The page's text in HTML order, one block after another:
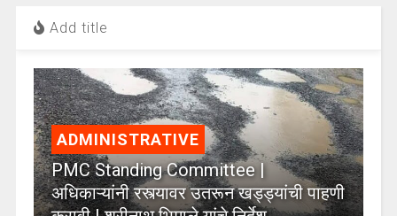
Add title
ADMINISTRATIVE
PMC Standing Committee |
अधिकाऱ्यांनी रस्त्यावर उतरून खड्ड्यांची पाहणी